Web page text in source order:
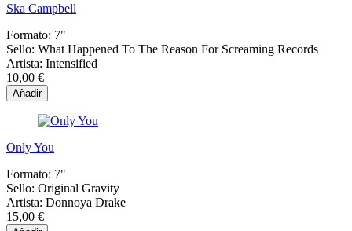
Ska Campbell
Formato: 7"
Sello: What Happened To The Reason For Screaming Records
Artista: Intensified
10,00 €
Añadir
Only You
Formato: 7"
Sello: Original Gravity
Artista: Donnoya Drake
15,00 €